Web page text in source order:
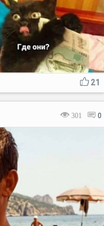
21
301 0